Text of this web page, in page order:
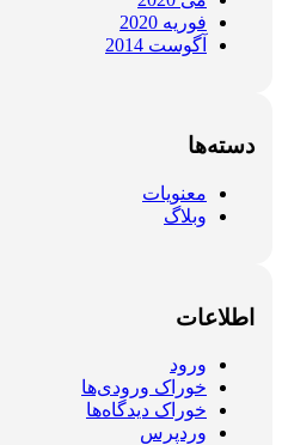
فوریه 2020
آگوست 2014
دسته‌ها
معنویات
وبلاگ
اطلاعات
ورود
خوراک ورودی‌ها
خوراک دیدگاه‌ها
وردپرس